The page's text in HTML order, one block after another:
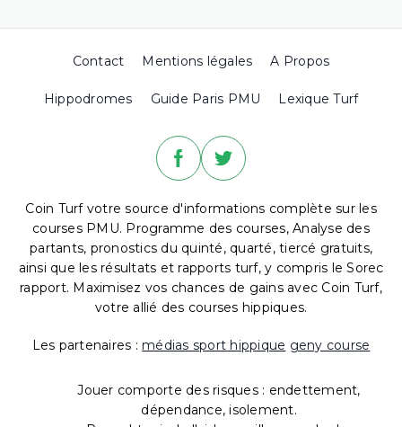
Contact Mentions légales A Propos
Hippodromes Guide Paris PMU Lexique Turf
Coin Turf votre source d'informations complète sur les
courses PMU. Programme des courses, Analyse des
partants, pronostics du quinté, quarté, tiercé gratuits,
ainsi que les résultats et rapports turf, y compris le Sorec
rapport. Maximisez vos chances de gains avec Coin Turf,
votre allié des courses hippiques.
Les partenaires : médias sport hippique geny course
Jouer comporte des risques : endettement,
dépendance, isolement.